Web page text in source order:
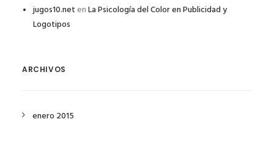
jugos10.net enLa Psicología del Color en Publicidad y
Logotipos
ARCHIVOS
enero 2015